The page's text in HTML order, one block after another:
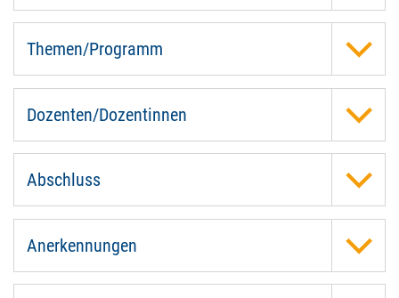
Themen/Programm
Dozenten/Dozentinnen
Abschluss
Anerkennungen